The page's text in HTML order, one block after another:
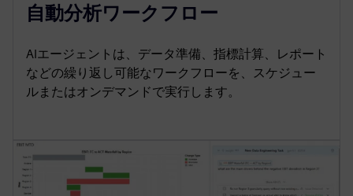
自動分析ワークフロー
AIエージェントは、データ準備、指標計算、レポート
などの繰り返し可能なワークフローを、スケジュー
ルまたはオンデマンドで実行します。